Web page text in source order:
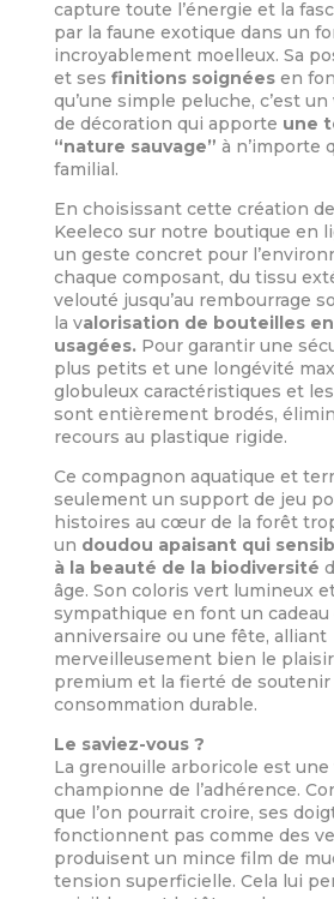
capture toute l’énergie et la
par la faune exotique dans un
incroyablement moelleux. Sa
et ses finitions soignéesen
qu’une simple peluche, c’est
de décoration qui apporte une
“nature sauvage” à n’importe
familial.
En choisissant cette création
Keeleco sur notre boutique en
un geste concret pour
chaque composant, du tissu
velouté jusqu’au rembourrage
la valorisation de bouteilles
usagées. Pour garantir une
plus petits et une longévité
globuleux caractéristiques et
sont entièrement brodés,
recours au plastique rigide.
Ce compagnon aquatique et
seulement un support de jeu
histoires au cœur de la forêt
un doudou apaisant qui
à la beauté de la biodiversité
âge. Son coloris vert lumineux
sympathique en font un
anniversaire ou une fête, alliant
merveilleusement bien le
premium et la fierté de soutenir
consommation durable.
Le saviez-vous ?
La grenouille arboricole est
championne de l’adhérence.
que l’on pourrait croire, ses
fonctionnent pas comme des
produisent un mince film de
tension superficielle. Cela lui